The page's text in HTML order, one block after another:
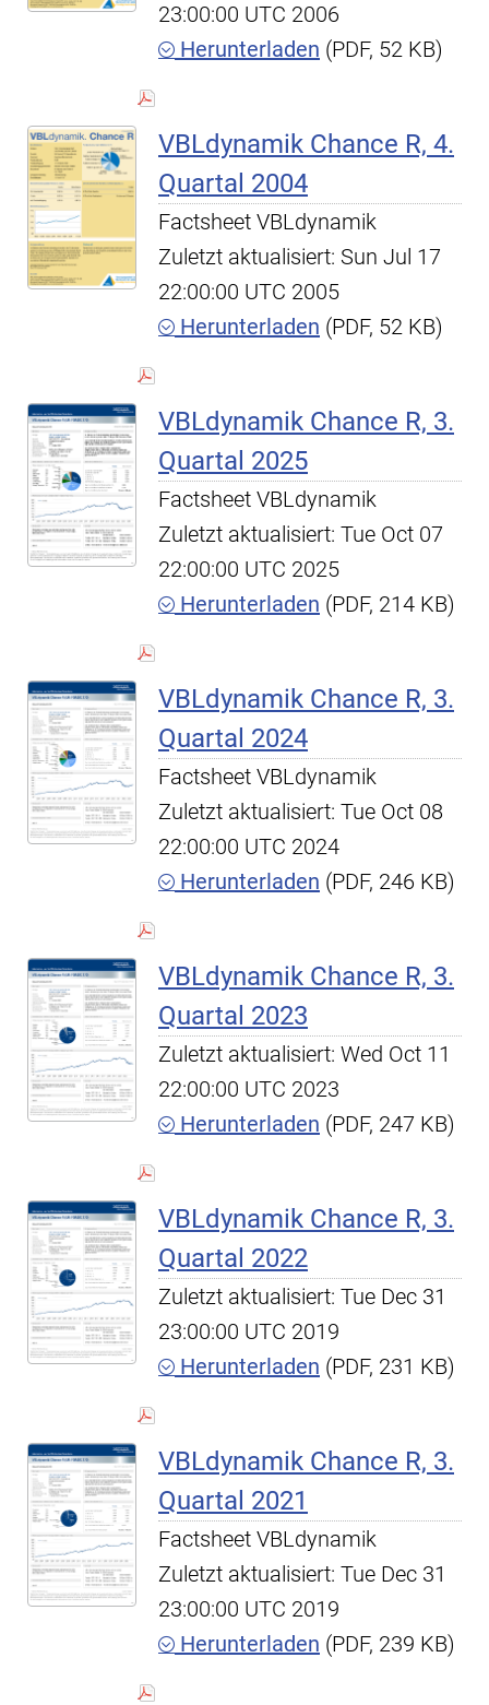
23:00:00 UTC 2006
Herunterladen (PDF, 52 KB)
VBLdynamik Chance R, 4.
Quartal 2004
Factsheet VBLdynamik
Zuletzt aktualisiert: Sun Jul 17
22:00:00 UTC 2005
Herunterladen (PDF, 52 KB)
VBLdynamik Chance R, 3.
Quartal 2025
Factsheet VBLdynamik
Zuletzt aktualisiert: Tue Oct 07
22:00:00 UTC 2025
Herunterladen (PDF, 214 KB)
VBLdynamik Chance R, 3.
Quartal 2024
Factsheet VBLdynamik
Zuletzt aktualisiert: Tue Oct 08
22:00:00 UTC 2024
Herunterladen (PDF, 246 KB)
VBLdynamik Chance R, 3.
Quartal 2023
Zuletzt aktualisiert: Wed Oct 11
22:00:00 UTC 2023
Herunterladen (PDF, 247 KB)
VBLdynamik Chance R, 3.
Quartal 2022
Zuletzt aktualisiert: Tue Dec 31
23:00:00 UTC 2019
Herunterladen (PDF, 231 KB)
VBLdynamik Chance R, 3.
Quartal 2021
Factsheet VBLdynamik
Zuletzt aktualisiert: Tue Dec 31
23:00:00 UTC 2019
Herunterladen (PDF, 239 KB)